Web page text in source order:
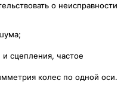
о неисправности
сцепления, частое
колес по одной оси.